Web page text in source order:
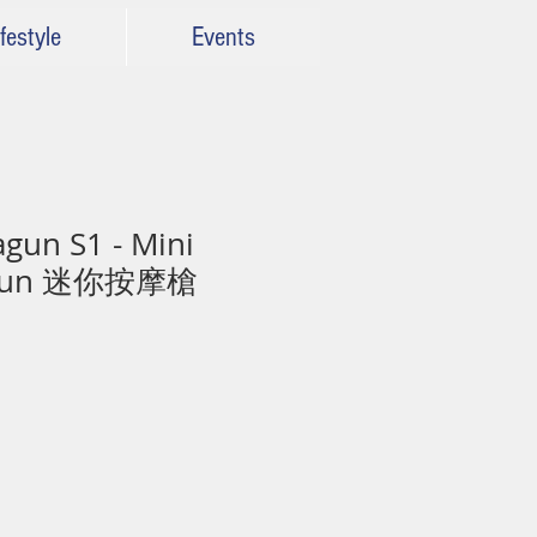
Events
S1 - Mini
迷你按摩槍